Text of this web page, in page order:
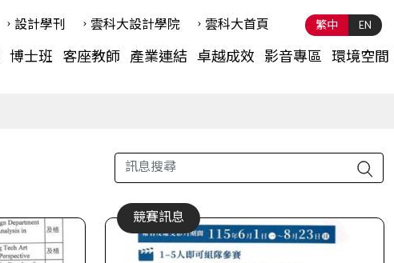
繁中 EN
博士班 客座教師 產業連結 卓越成效 影音專區 環境空間
設計學刊 雲科⼤設計學院 雲科⼤首頁
競賽訊息